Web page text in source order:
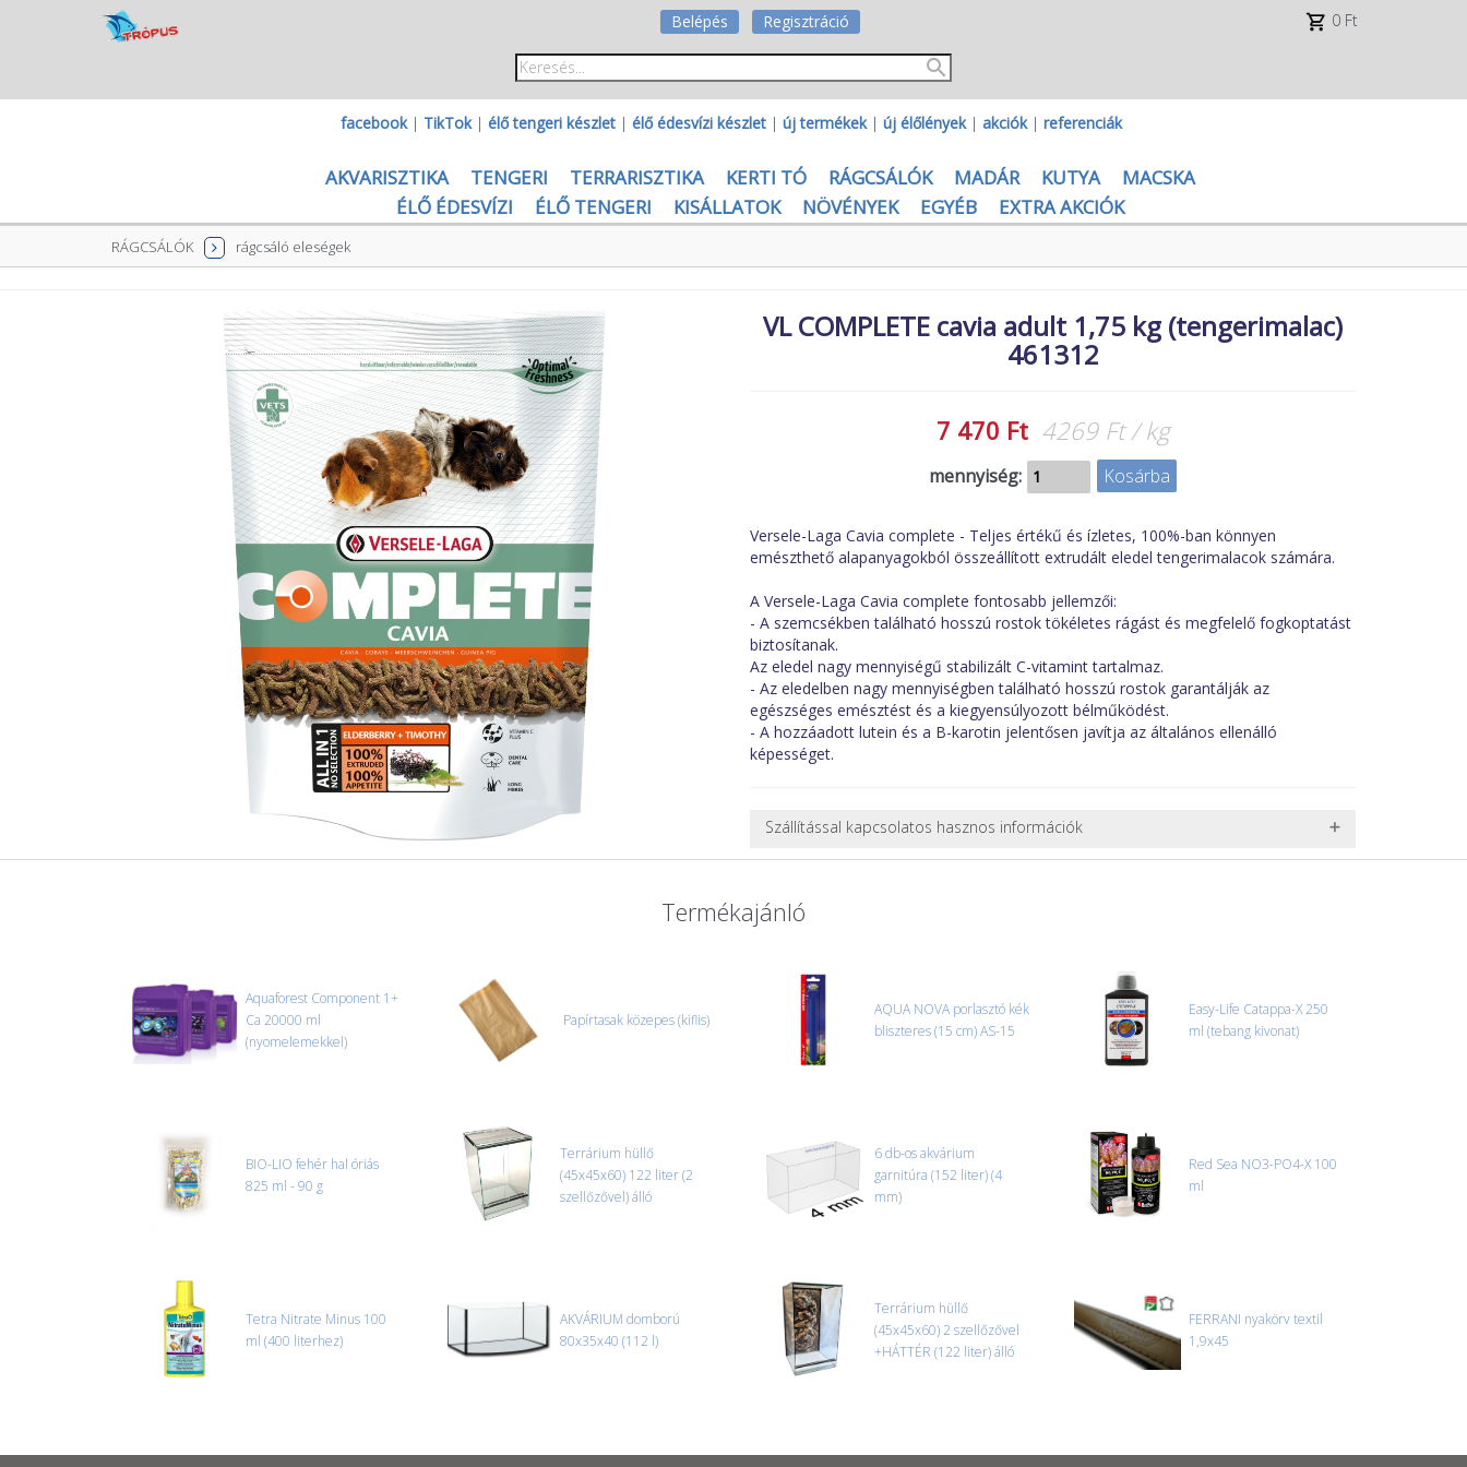
Belépés Regisztráció 0 Ft
facebook| TikTok| élő tengeri készlet | élő édesvízi készlet | új termékek| új élőlények| akciók| referenciák
AKVARISZTIKA TENGERI TERRARISZTIKA KERTI TÓ RÁGCSÁLÓK MADÁR KUTYA
MACSKA
ÉLŐ ÉDESVÍZI
ÉLŐ TENGERI KISÁLLATOK NÖVÉNYEK EGYÉB EXTRA AKCIÓK
RÁGCSÁLÓK rágcsáló eleségek
VL COMPLETE cavia adult 1,75 kg (tengerimalac)
461312
7 470 Ft 4269 Ft / kg
mennyiség:
Versele-Laga Cavia complete - Teljes értékű és ízletes, 100%-ban könnyen
emészthető alapanyagokból összeállított extrudált eledel tengerimalacok számára.
A Versele-Laga Cavia complete fontosabb jellemzői:
- A szemcsékben található hosszú rostok tökéletes rágást és megfelelő fogkoptatást
biztosítanak.
Az eledel nagy mennyiségű stabilizált C-vitamint tartalmaz.
- Az eledelben nagy mennyiségben található hosszú rostok garantálják az
egészséges emésztést és a kiegyensúlyozott bélműködést.
- A hozzáadott lutein és a B-karotin jelentősen javítja az általános ellenálló
képességet.
Szállítással kapcsolatos hasznos információk
nagy vagy nehéz termékeknél (pl. nagy akváriumok, bútorok, stb.) egyedi szállítási
ajánlatot adunk.
oldjuk meg. Minden rendelés egyedi, úgyhogy előre egyeztetni kell mindenképpen.
CSOMAG ÁTVÉTELE
Amennyiben a csomag átvételekor sérülést, folyadékot vagy bármi rendellenességet
tapasztal, a kibontás és az átvétel előtt jegyzőkönyvet kell felvenni a futárral. A sérült
Termékajánló
Aquaforest Component 1+
Ca 20000 ml
(nyomelemekkel)
Papírtasak közepes (kiflis)
AQUA NOVA porlasztó kék
bliszteres (15 cm) AS-15
Easy-Life Catappa-X 250
ml (tebang kivonat)
BIO-LIO fehér hal óriás
825 ml - 90 g
Terrárium hüllő
(45x45x60) 122 liter (2
szellőzővel) álló
6 db-os akvárium
garnitúra (152 liter) (4
mm)
Red Sea NO3-PO4-X 100
ml
Tetra Nitrate Minus 100
ml (400 literhez)
AKVÁRIUM domború
80x35x40 (112 l)
Terrárium hüllő
(45x45x60) 2 szellőzővel
+HÁTTÉR (122 liter) álló
FERRANI nyakörv textil
1,9x45